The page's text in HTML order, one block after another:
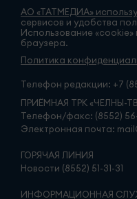
АО «ТАТМЕДИА»
сервисов и удобства
Использование
браузера.
Политика
Телефон редакции: +7
ПРИЁМНАЯ ТРК «ЧЕЛНЫ-
Телефон/факс: (8552)
Электронная почта:
ГОРЯЧАЯ ЛИНИЯ
Новости (8552) 51-31-31
ИНФОРМАЦИОННАЯ